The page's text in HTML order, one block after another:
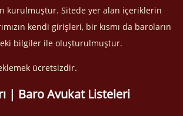
kurulmuştur. Sitede yer alan içeriklerin
kendi girişleri, bir kısmı da baroların
bilgiler ile oluşturulmuştur.
ücretsizdir.
| Baro Avukat Listeleri